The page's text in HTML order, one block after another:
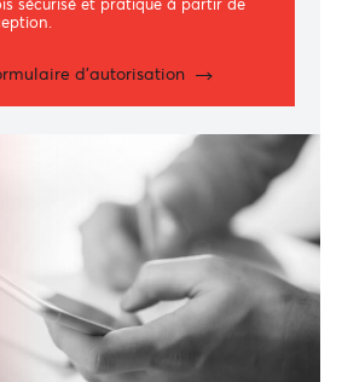
(eStatements)
temps et du papier ! Souscrivez au
de compte électroniques et
les mois par e-mail. N’encombrez plus
et bénéficiez d'un accès à
fois sécurisé et pratique à partir de